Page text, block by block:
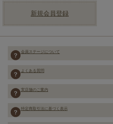
新規会員登録
会員ステージについて
よくある質問
実店舗のご案内
特定商取引法に基づく表示